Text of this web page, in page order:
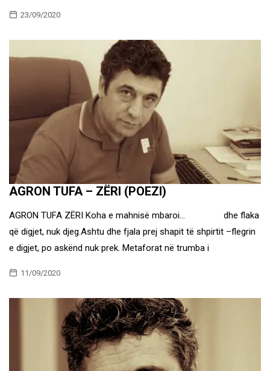
23/09/2020
AGRON TUFA – ZËRI (POEZI)
AGRON TUFA ZËRI Koha e mahnisë mbaroi… dhe flaka
që digjet, nuk djeg.Ashtu dhe fjala prej shapit të shpirtit –flegrin
e digjet, po askënd nuk prek. Metaforat në trumba i
11/09/2020